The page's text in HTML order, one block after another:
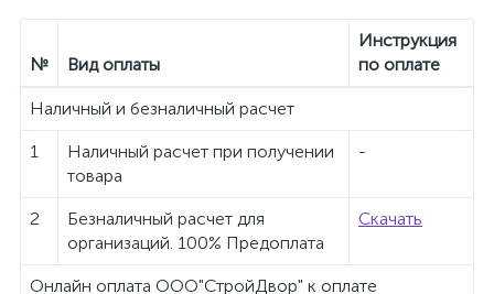
№ Вид оплаты
Инструкция
по оплате
Наличный и безналичный расчет
1
Наличный расчет при получении
товара
-
2
Безналичный расчет для
организаций. 100% Предоплата
Скачать
Онлайн оплата ООО"СтройДвор" к оплате